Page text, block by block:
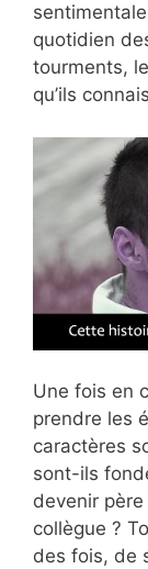
quotidien
tourments,
qu’ils
Une fois en
prendre les
caractères
sont-ils
devenir
collègue ?
des fois, de